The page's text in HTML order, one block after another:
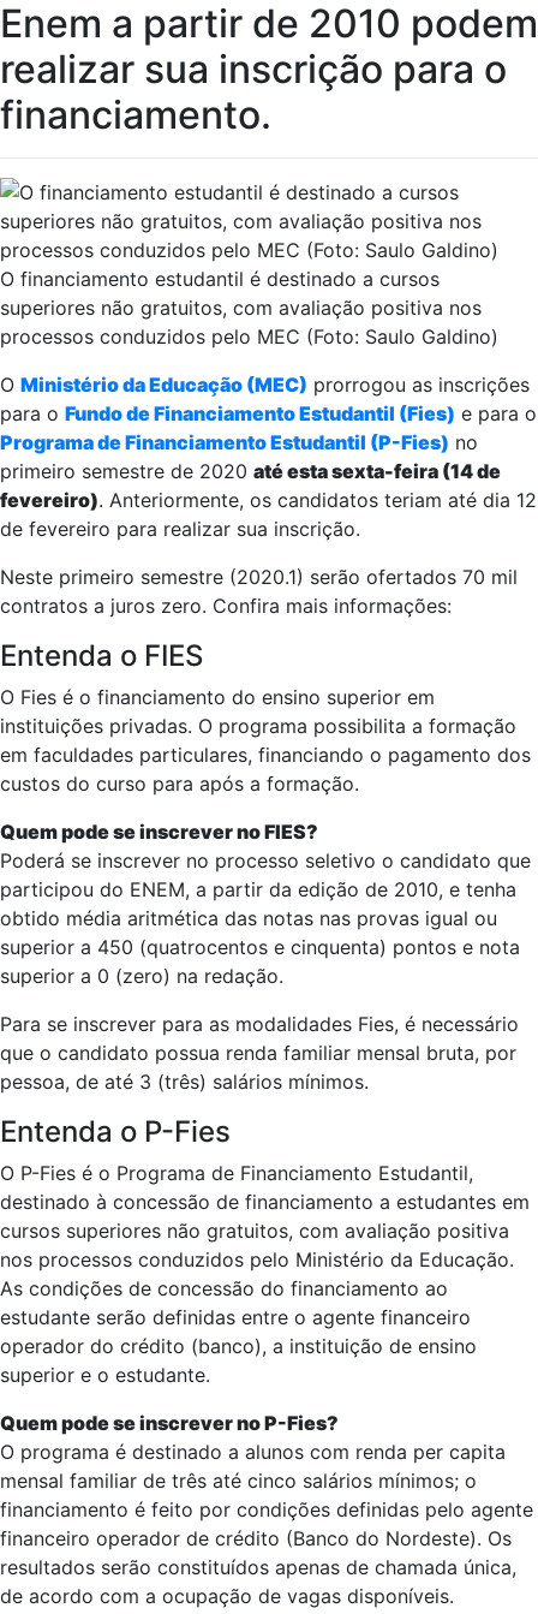
Enem a partir de 2010 podem
realizar sua inscrição para o
financiamento.
O financiamento estudantil é destinado a cursos
superiores não gratuitos, com avaliação positiva nos
processos conduzidos pelo MEC (Foto: Saulo Galdino)
O Ministério da Educação (MEC) prorrogou as inscrições
para o Fundo de Financiamento Estudantil (Fies) e para o
Programa de Financiamento Estudantil (P-Fies) no
primeiro semestre de 2020 até esta sexta-feira (14 de
fevereiro). Anteriormente, os candidatos teriam até dia 12
de fevereiro para realizar sua inscrição.
Neste primeiro semestre (2020.1) serão ofertados 70 mil
contratos a juros zero. Confira mais informações:
Entenda o FIES
O Fies é o financiamento do ensino superior em
instituições privadas. O programa possibilita a formação
em faculdades particulares, financiando o pagamento dos
custos do curso para após a formação.
Quem pode se inscrever no FIES?
Poderá se inscrever no processo seletivo o candidato que
participou do ENEM, a partir da edição de 2010, e tenha
obtido média aritmética das notas nas provas igual ou
superior a 450 (quatrocentos e cinquenta) pontos e nota
superior a 0 (zero) na redação.
Para se inscrever para as modalidades Fies, é necessário
que o candidato possua renda familiar mensal bruta, por
pessoa, de até 3 (três) salários mínimos.
Entenda o P-Fies
O P-Fies é o Programa de Financiamento Estudantil,
destinado à concessão de financiamento a estudantes em
cursos superiores não gratuitos, com avaliação positiva
nos processos conduzidos pelo Ministério da Educação.
As condições de concessão do financiamento ao
estudante serão definidas entre o agente financeiro
operador do crédito (banco), a instituição de ensino
superior e o estudante.
Quem pode se inscrever no P-Fies?
O programa é destinado a alunos com renda per capita
mensal familiar de três até cinco salários mínimos; o
financiamento é feito por condições definidas pelo agente
financeiro operador de crédito (Banco do Nordeste). Os
resultados serão constituídos apenas de chamada única,
de acordo com a ocupação de vagas disponíveis.